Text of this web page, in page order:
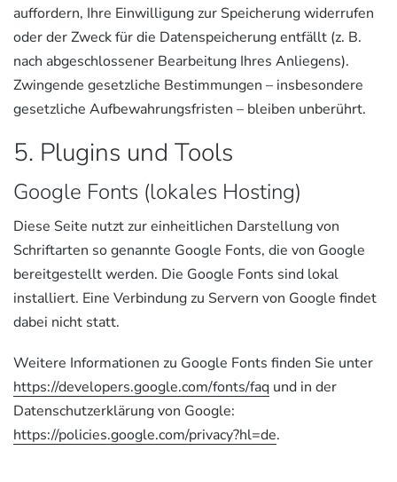
auffordern, Ihre Einwilligung zur Speicherung widerrufen
oder der Zweck für die Datenspeicherung entfällt (z. B.
nach abgeschlossener Bearbeitung Ihres Anliegens).
Zwingende gesetzliche Bestimmungen – insbesondere
gesetzliche Aufbewahrungsfristen – bleiben unberührt.
5. Plugins und Tools
Google Fonts (lokales Hosting)
Diese Seite nutzt zur einheitlichen Darstellung von
Schriftarten so genannte Google Fonts, die von Google
bereitgestellt werden. Die Google Fonts sind lokal
installiert. Eine Verbindung zu Servern von Google findet
dabei nicht statt.
Weitere Informationen zu Google Fonts finden Sie unter
https://developers.google.com/fonts/faq und in der
Datenschutzerklärung von Google:
https://policies.google.com/privacy?hl=de.